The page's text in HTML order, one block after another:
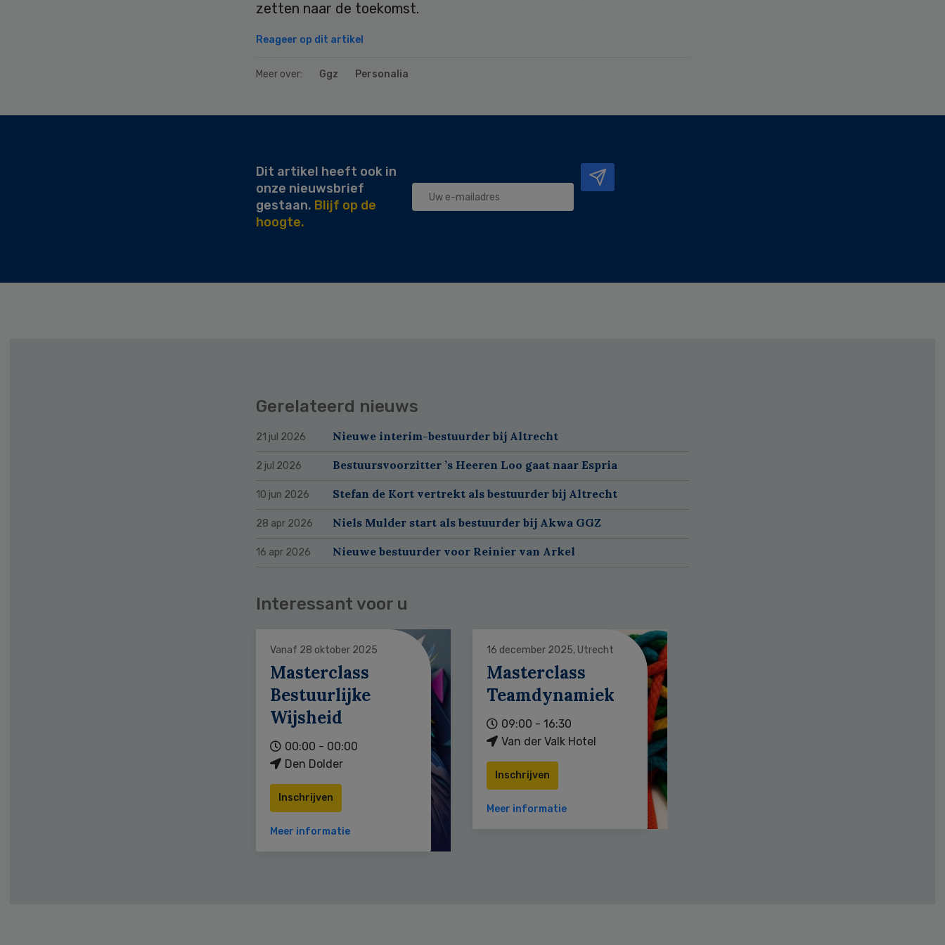
zetten naar de toekomst.
Reageer op dit artikel
Meer over: Ggz Personalia
Dit artikel heeft ook in
onze nieuwsbrief
gestaan. Blijf op de
hoogte.
Gerelateerd nieuws
21 jul 2026 Nieuwe interim-bestuurder bij Altrecht
2 jul 2026 Bestuursvoorzitter ’s Heeren Loo gaat naar Espria
10 jun 2026 Stefan de Kort vertrekt als bestuurder bij Altrecht
28 apr 2026 Niels Mulder start als bestuurder bij Akwa GGZ
16 apr 2026 Nieuwe bestuurder voor Reinier van Arkel
Interessant voor u
Vanaf 28 oktober 2025
Masterclass
Bestuurlijke
Wijsheid
00:00 - 00:00
Den Dolder
Inschrijven
Meer informatie
16 december 2025, Utrecht
Masterclass
Teamdynamiek
09:00 - 16:30
Van der Valk Hotel
Inschrijven
Meer informatie